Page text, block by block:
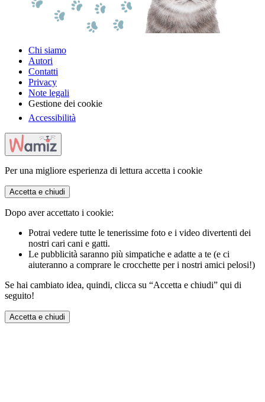
Chi siamo
Autori
Contatti
Privacy
Note legali
Gestione dei cookie
Accessibilità
Per una migliore esperienza di lettura accetta i cookie
Accetta e chiudi
Dopo aver accettato i cookie:
Potrai vedere tutte le tenerissime foto e i video divertenti dei
nostri cari cani e gatti.
Le pubblicità saranno più simpatiche e adatte a te (e ci
aiuteranno a comprare le crocchette per i nostri amici pelosi!)
Se hai cambiato idea, quindi, clicca su “Accetta e chiudi” qui di
seguito!
Accetta e chiudi